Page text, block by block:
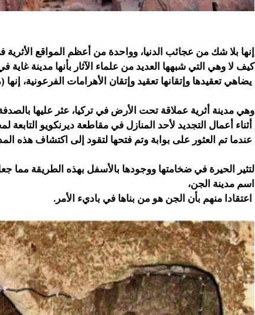
إنها بلا شك من عجائب الدنيا، وواحدة من أعظم المواقع الأثرية
كيف لا وهي التي شبهها العديد من علماء الآثار بأنها مدينة غاية
يضاهي تعقيدها وإتقانها تعقيد وإتقان الأهرامات الفرعونية، إنها
وهي مدينة أثرية عملاقة تحت الأرض في تركيا، عثر عليها بالصدفة في
أثناء أعمال التجديد لأحد المنازل في مقاطعة ديرنكويو
عندما تم العثور على بوابة وتم فتحها لتقود إلى اكتشاف هذه
لتثير الحيرة في ضخامتها ووجودها بالأسفل بهذه الطريقة مما
اسم مدينة الجن،
اعتقادا منهم بأن الجن هو من بناها في باديء الأمر.